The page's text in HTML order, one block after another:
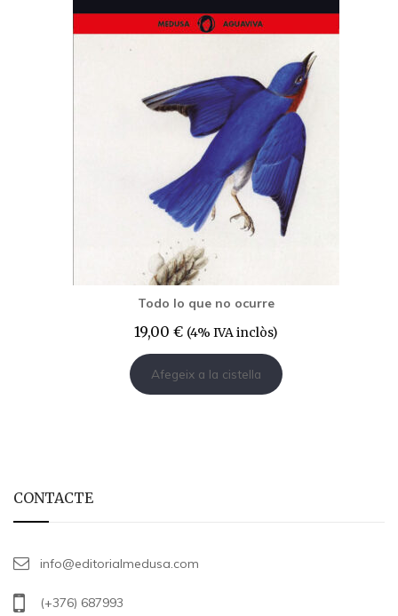
Todo lo que no ocurre
19,00 € (4% IVA inclòs)
Afegeix a la cistella
CONTACTE
info@editorialmedusa.com
(+376) 687993